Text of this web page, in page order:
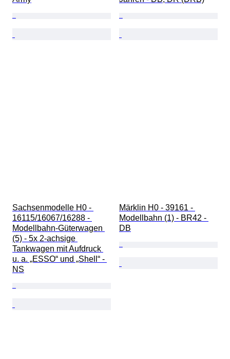
Sachsenmodelle H0 -
16115/16067/16288 -
Modellbahn-Güterwagen
(5) - 5x 2-achsige
Tankwagen mit Aufdruck
u. a. „ESSO“ und „Shell“ -
NS
Märklin H0 - 39161 -
Modellbahn (1) - BR42 -
DB